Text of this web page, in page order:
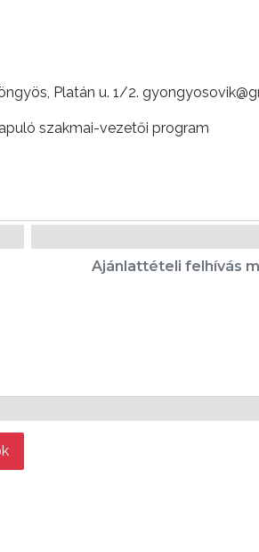
Platán u. 1/2.
szakmai-vezetői program
Ajánlattételi felhívás